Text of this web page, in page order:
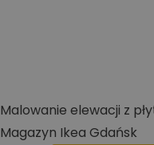
Malowanie elewacji z
Magazyn Ikea Gdańsk